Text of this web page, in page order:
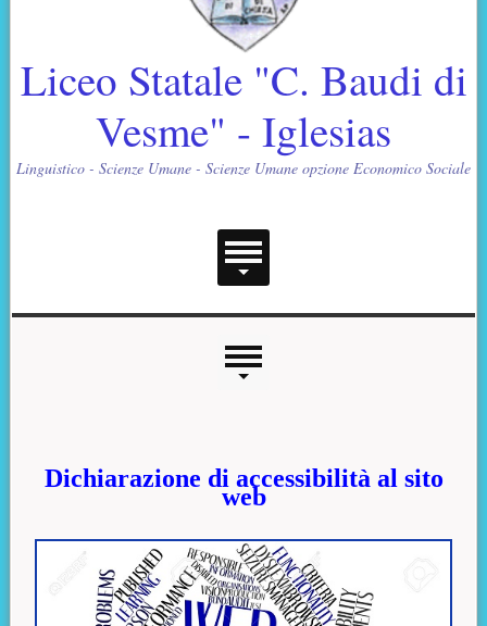
Liceo Statale "C. Baudi di
Vesme" - Iglesias
Linguistico - Scienze Umane - Scienze Umane opzione Economico Sociale
Menu principale
Menu laterale
Contenuto principale
Dichiarazione di accessibilità al sito
web